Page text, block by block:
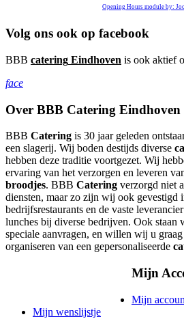
Opening Hours module by:
Volg ons ook op facebook
BBB catering Eindhoven is ook aktief
face
Over BBB Catering Eindhoven
BBB Catering is 30 jaar geleden
een slagerij. Wij boden destijds diverse
hebben deze traditie voortgezet. Wij
ervaring van het verzorgen en leveren
broodjes. BBB Catering verzorgd niet
diensten, maar zo zijn wij ook gevestigd
bedrijfsrestaurants en de vaste
lunches bij diverse bedrijven. Ook staan
speciale aanvragen, en willen wij u
organiseren van een gepersonaliseerde
Mijn
Mijn
Mijn wenslijstje